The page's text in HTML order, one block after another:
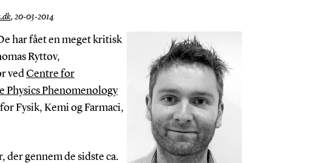
, 20-03-2014
har fået en meget kritisk
Ryttov,
ved Centre for
Physics Phenomenology
Fysik, Kemi og Farmaci,
der gennem de sidste ca.